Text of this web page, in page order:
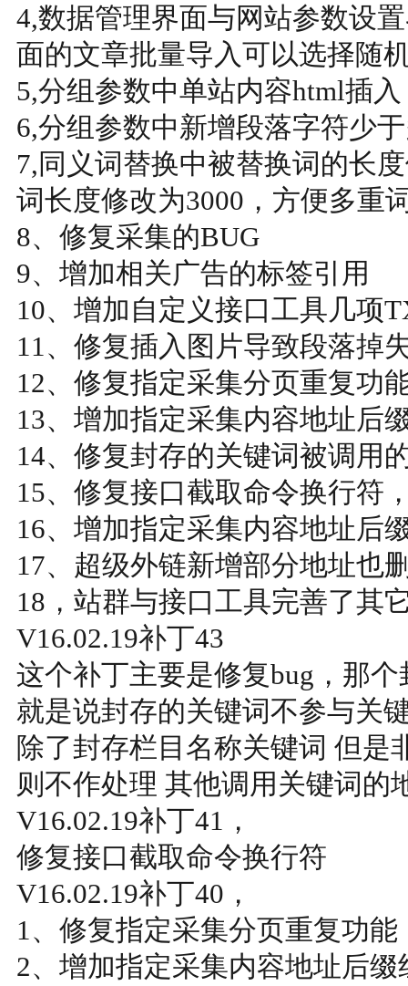
4,数据管理界面与网站参数设
面的文章批量导入可以选择随
5,分组参数中单站内容html插
6,分组参数中新增段落字符少
7,同义词替换中被替换词的长
词长度修改为3000，方便多重
8、修复采集的BUG
9、增加相关广告的标签引用
10、增加自定义接口工具几项
11、修复插入图片导致段落掉
12、修复指定采集分页重复功
13、增加指定采集内容地址后
14、修复封存的关键词被调用
15、修复接口截取命令换行符
16、增加指定采集内容地址后
17、超级外链新增部分地址也
18，站群与接口工具完善了其
V16.02.19补丁43
这个补丁主要是修复bug，那
就是说封存的关键词不参与关
除了封存栏目名称关键词 但是
则不作处理 其他调用关键词的
V16.02.19补丁41，
修复接口截取命令换行符
V16.02.19补丁40，
1、修复指定采集分页重复功能
2、增加指定采集内容地址后